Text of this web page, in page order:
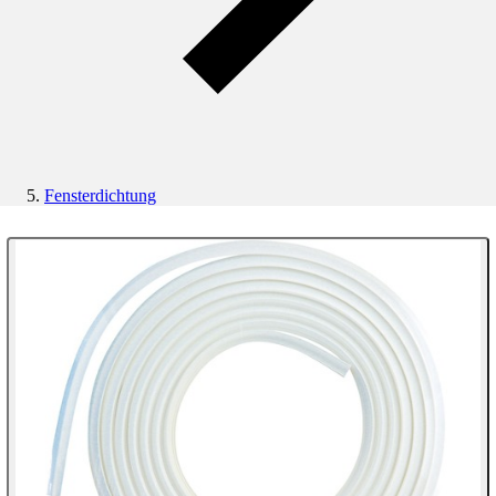
Fensterdichtung